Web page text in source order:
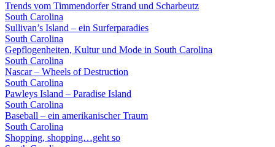
Trends vom Timmendorfer Strand und Scharbeutz
South Carolina
Sullivan’s Island – ein Surferparadies
South Carolina
Gepflogenheiten, Kultur und Mode in South Carolina
South Carolina
Nascar – Wheels of Destruction
South Carolina
Pawleys Island – Paradise Island
South Carolina
Baseball – ein amerikanischer Traum
South Carolina
Shopping, shopping…geht so